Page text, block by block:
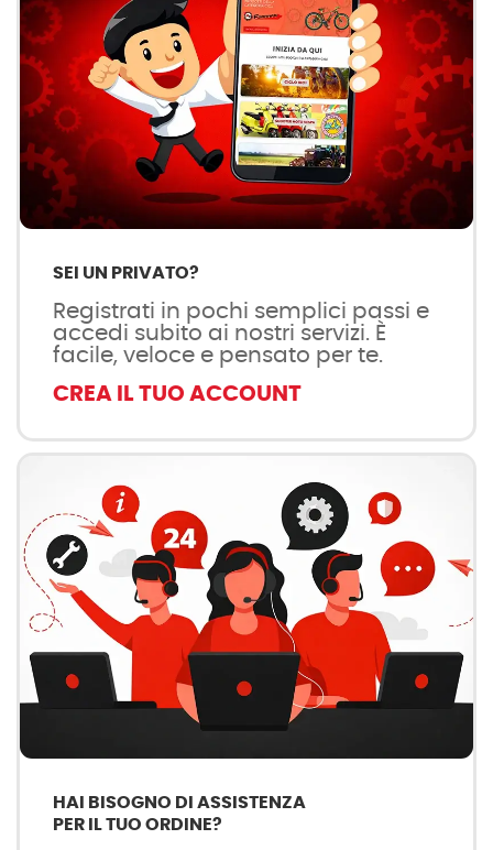
SEI UN PRIVATO?
Registrati in pochi semplici passi e
accedi subito ai nostri servizi. È
facile, veloce e pensato per te.
CREA IL TUO ACCOUNT
HAI BISOGNO DI ASSISTENZA
PER IL TUO ORDINE?